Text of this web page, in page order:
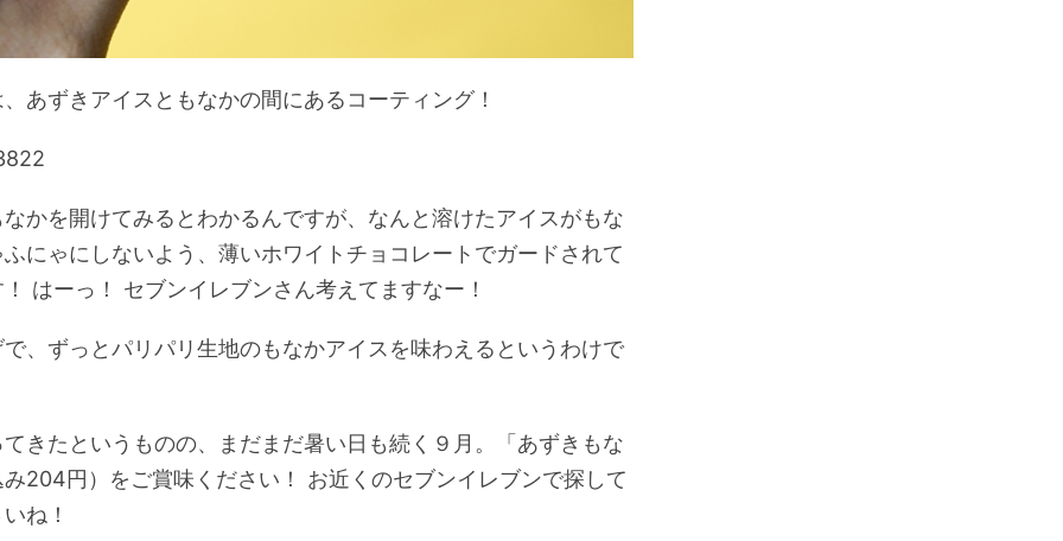
あずきアイスともなかの間にあるコーティング！
かを開けてみるとわかるんですが、なんと溶けたアイスがもな
にゃにしないよう、薄いホワイトチョコレートでガードされて
はーっ！ セブンイレブンさん考えてますなー！
、ずっとパリパリ生地のもなかアイスを味わえるというわけで
きたというものの、まだまだ暑い日も続く９月。「あずきもな
204円）をご賞味ください！ お近くのセブンイレブンで探して
ね！